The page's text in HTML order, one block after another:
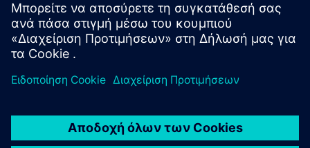
εφοδιαστικής
Ιστοσελίδα της Alhona